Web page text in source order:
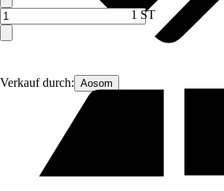
Verkauf durch: Aosom
1 ST